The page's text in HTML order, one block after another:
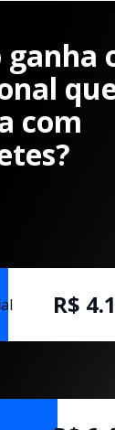
com
R$